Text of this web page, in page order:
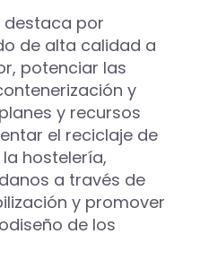
destaca por
de alta calidad a
potenciar las
y
y recursos
el reciclaje de
hostelería,
a través de
y promover
de los